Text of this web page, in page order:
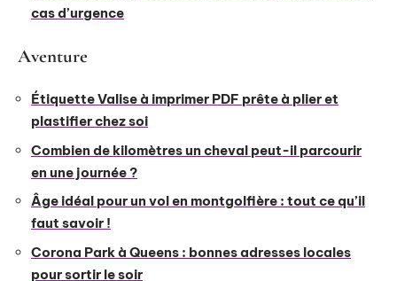
cas d’urgence
Aventure
Étiquette Valise à imprimer PDF prête à plier et
plastifier chez soi
Combien de kilomètres un cheval peut-il parcourir
en une journée ?
Âge idéal pour un vol en montgolfière : tout ce qu’il
faut savoir !
Corona Park à Queens : bonnes adresses locales
pour sortir le soir